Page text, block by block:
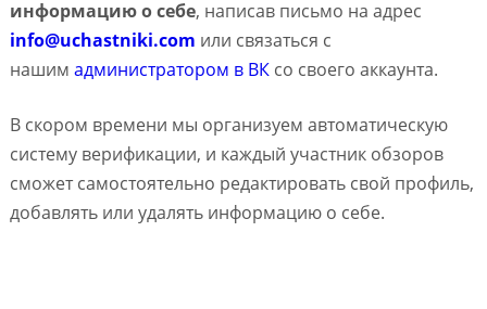
информацию о себе, написав письмо на адрес
info@uchastniki.com или связаться с
нашим администратором в ВКсо своего аккаунта.
В скором времени мы организуем автоматическую
систему верификации, и каждый участник обзоров
сможет самостоятельно редактировать свой профиль,
добавлять или удалять информацию о себе.